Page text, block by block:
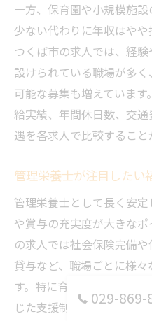
一方、保育園や小規模施
少ない代わりに年収はやや
つくば市の求人では、経
設けられている職場が多
可能な募集も増えていま
給実績、年間休日数、交
遇を各求人で比較すること
管理栄養士が注目したい
管理栄養士として長く安
や賞与の充実度が大きなポ
の求人では社会保険完備
貸与など、職場ごとに様
す。特に育児休業や介護
じた支援制度が整ってい
029-869-